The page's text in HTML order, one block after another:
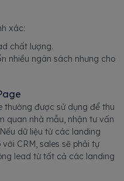
xác:
chất lượng.
nhiều ngân sách nhưng cho
thường được sử dụng để thu
quan nhà mẫu, nhận tư vấn
dữ liệu từ các landing
CRM, sales sẽ phải tự
lead từ tất cả các landing